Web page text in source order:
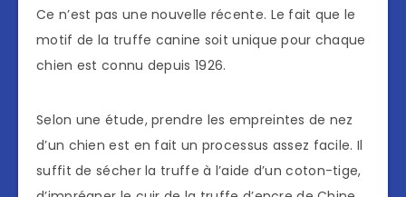
Ce n’est pas une nouvelle récente. Le fait que le
motif de la truffe canine soit unique pour chaque
chien est connu depuis 1926.
Selon une étude, prendre les empreintes de nez
d’un chien est en fait un processus assez facile. Il
suffit de sécher la truffe à l’aide d’un coton-tige,